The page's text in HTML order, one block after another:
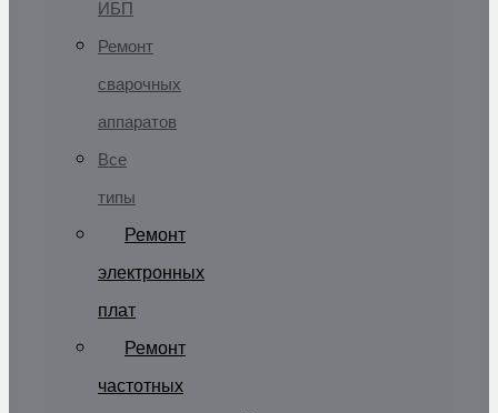
ИБП
Ремонт
сварочных
аппаратов
Все
типы
Ремонт
электронных
плат
Ремонт
частотных